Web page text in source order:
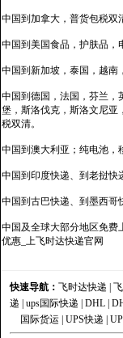
中国到加拿大，普货包税双
中国到美国食品，护肤品，
中国到新加坡，泰国，越南
中国到德国，法国，芬兰，
堡，斯洛伐克，斯洛文尼亚
税双清。
中国到澳大利亚；纯电池，
中国到印度快递、到老挝快
中国到古巴快递、到墨西哥
中国及全球大部分地区免费
优惠_上飞时达快递官网
快速导航： 飞时达快递
递
ups国际快递 DHL
国际货运| UPS快递